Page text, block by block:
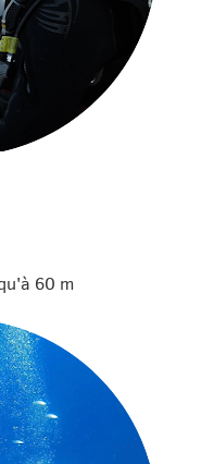
60 m